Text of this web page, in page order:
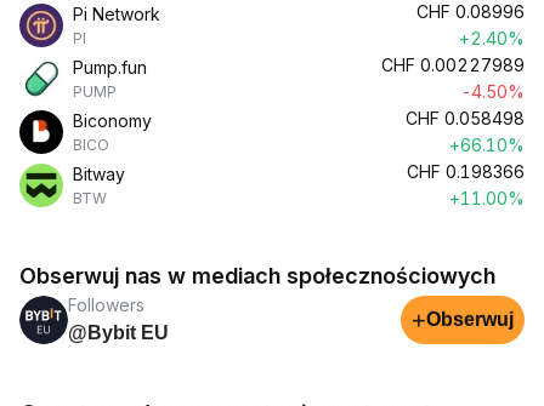
Pi Network
PI
CHF 0.08996
+2.40%
Pump.fun
PUMP
CHF 0.00227989
-4.50%
Biconomy
BICO
CHF 0.058498
+66.10%
Bitway
BTW
CHF 0.198366
+11.00%
Obserwuj nas w mediach społecznościowych
Followers
@Bybit EU
+Obserwuj